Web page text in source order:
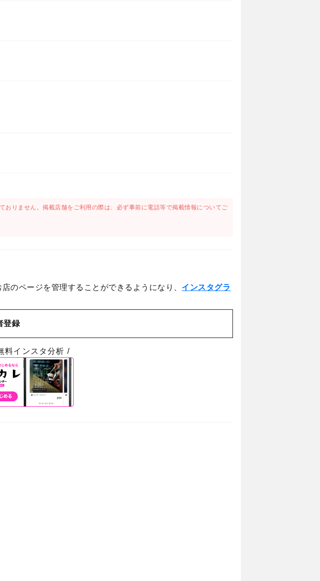
りません。掲載店舗をご利用の際は、必ず事前に電話等で掲載情報についてご
のページを管理することができるようになり、 インスタグラ
登録
料インスタ分析 /